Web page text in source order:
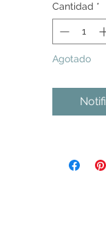
Cantidad *
Agotado